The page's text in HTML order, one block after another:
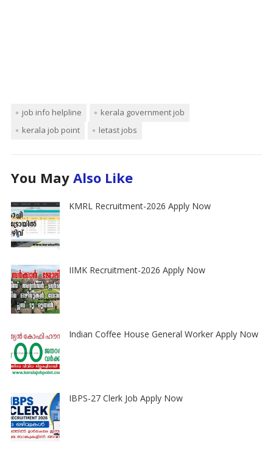
job info helpline
kerala government job
kerala job point
letast jobs
You May Also Like
KMRL Recruitment-2026 Apply Now
IIMK Recruitment-2026 Apply Now
Indian Coffee House General Worker Apply Now
IBPS-27 Clerk Job Apply Now